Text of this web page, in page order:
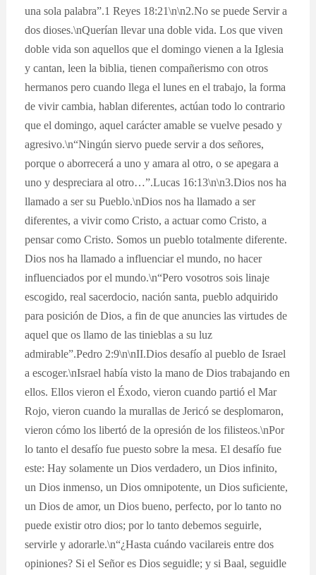
una sola palabra”.1 Reyes 18:21\n\n2.No se puede Servir a
dos dioses.\nQuerían llevar una doble vida. Los que viven
doble vida son aquellos que el domingo vienen a la Iglesia
y cantan, leen la biblia, tienen compañerismo con otros
hermanos pero cuando llega el lunes en el trabajo, la forma
de vivir cambia, hablan diferentes, actúan todo lo contrario
que el domingo, aquel carácter amable se vuelve pesado y
agresivo.\n“Ningún siervo puede servir a dos señores,
porque o aborrecerá a uno y amara al otro, o se apegara a
uno y despreciara al otro…”.Lucas 16:13\n\n3.Dios nos ha
llamado a ser su Pueblo.\nDios nos ha llamado a ser
diferentes, a vivir como Cristo, a actuar como Cristo, a
pensar como Cristo. Somos un pueblo totalmente diferente.
Dios nos ha llamado a influenciar el mundo, no hacer
influenciados por el mundo.\n“Pero vosotros sois linaje
escogido, real sacerdocio, nación santa, pueblo adquirido
para posición de Dios, a fin de que anuncies las virtudes de
aquel que os llamo de las tinieblas a su luz
admirable”.Pedro 2:9\n\nII.Dios desafío al pueblo de Israel
a escoger.\nIsrael había visto la mano de Dios trabajando en
ellos. Ellos vieron el Éxodo, vieron cuando partió el Mar
Rojo, vieron cuando la murallas de Jericó se desplomaron,
vieron cómo los libertó de la opresión de los filisteos.\nPor
lo tanto el desafío fue puesto sobre la mesa. El desafío fue
este: Hay solamente un Dios verdadero, un Dios infinito,
un Dios inmenso, un Dios omnipotente, un Dios suficiente,
un Dios de amor, un Dios bueno, perfecto, por lo tanto no
puede existir otro dios; por lo tanto debemos seguirle,
servirle y adorarle.\n“¿Hasta cuándo vacilareis entre dos
opiniones? Si el Señor es Dios seguidle; y si Baal, seguidle